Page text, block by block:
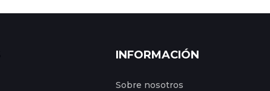
INFORMACIÓN
Sobre nosotros